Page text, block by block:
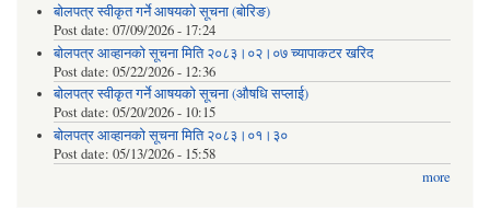
बोलपत्र स्वीकृत गर्ने आषयको सूचना (बोरिङ)
Post date: 07/09/2026 - 17:24
बोलपत्र आव्हानको सूचना मिति २०८३।०२।०७ च्यापाकटर खरिद
Post date: 05/22/2026 - 12:36
बोलपत्र स्वीकृत गर्ने आषयको सूचना (औषधि सप्लाई)
Post date: 05/20/2026 - 10:15
बोलपत्र आव्हानको सूचना मिति २०८३।०१।३०
Post date: 05/13/2026 - 15:58
more